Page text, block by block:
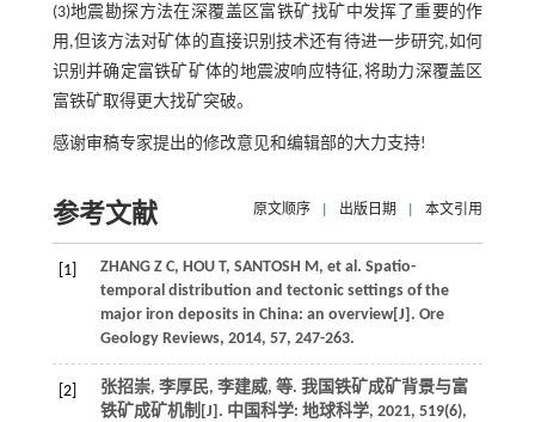
(3)地震勘探方法在深覆盖区富铁矿找矿中发挥了重要的作
用,但该方法对矿体的直接识别技术还有待进一步研究,如何
识别并确定富铁矿矿体的地震波响应特征,将助力深覆盖区
富铁矿取得更大找矿突破。
感谢审稿专家提出的修改意见和编辑部的大力支持!
参考文献 原文顺序 出版日期 本文引用
[1] ZHANG Z C, HOU T, SANTOSH M, et al . Spatio-
temporal distribution and tectonic settings of the
major iron deposits in China: an overview[J]. Ore
Geology Reviews, 2014, 57, 247-263.
[2] 张招崇, 李厚民, 李建威, 等. 我国铁矿成矿背景与富
铁矿成矿机制[J]. 中国科学: 地球科学, 2021, 519(6),